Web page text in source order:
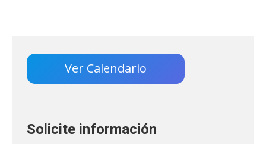
Ver Calendario
Solicite información